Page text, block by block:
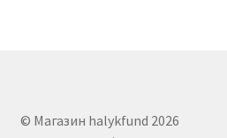
© Магазин halykfund 2026